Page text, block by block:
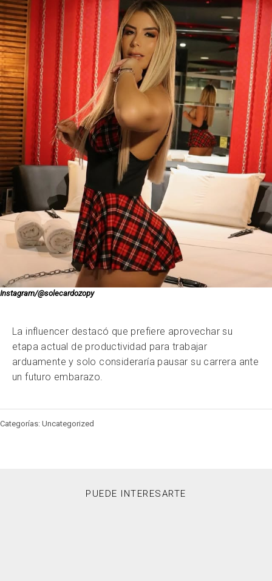
Instagram/@solecardozopy
La influencer destacó que prefiere aprovechar su
etapa actual de productividad para trabajar
arduamente y solo consideraría pausar su carrera ante
un futuro embarazo.
Categorías: Uncategorized
PUEDE INTERESARTE